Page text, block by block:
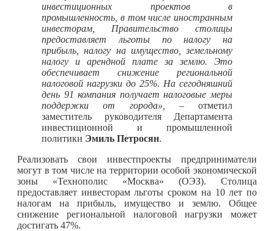
инвестиционных проектов в
промышленность, в том числе иностранным
инвесторам, Правительство столицы
предоставляет льготы по налогу на
прибыль, налогу на имущество, земельному
налогу и арендной плате за землю. Это
обеспечивает снижение региональной
налоговой нагрузки до 25%. На сегодняшний
день 91 компания получает налоговые меры
поддержки от города»,
– отметил
заместитель руководителя Департамента
инвестиционной и промышленной
политики Эмиль Петросян.
Реализовать свои инвестпроекты предприниматели
могут в том числе на территории особой экономической
зоны «Технополис «Москва» (ОЭЗ). Столица
предоставляет инвесторам льготы сроком на 10 лет по
налогам на прибыль, имущество и землю. Общее
снижение региональной налоговой нагрузки может
достигать 47%.